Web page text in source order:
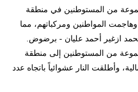
قامت مجموعة من المستوطنين في منطقة
وهاجمت المواطنين ومركباتهم، مما
ازغير أحمد عليان - برضوض.
دخلت مجموعة من المستوطنين إلى منطقة
وأطلقت النار عشوائياً باتجاه عدد